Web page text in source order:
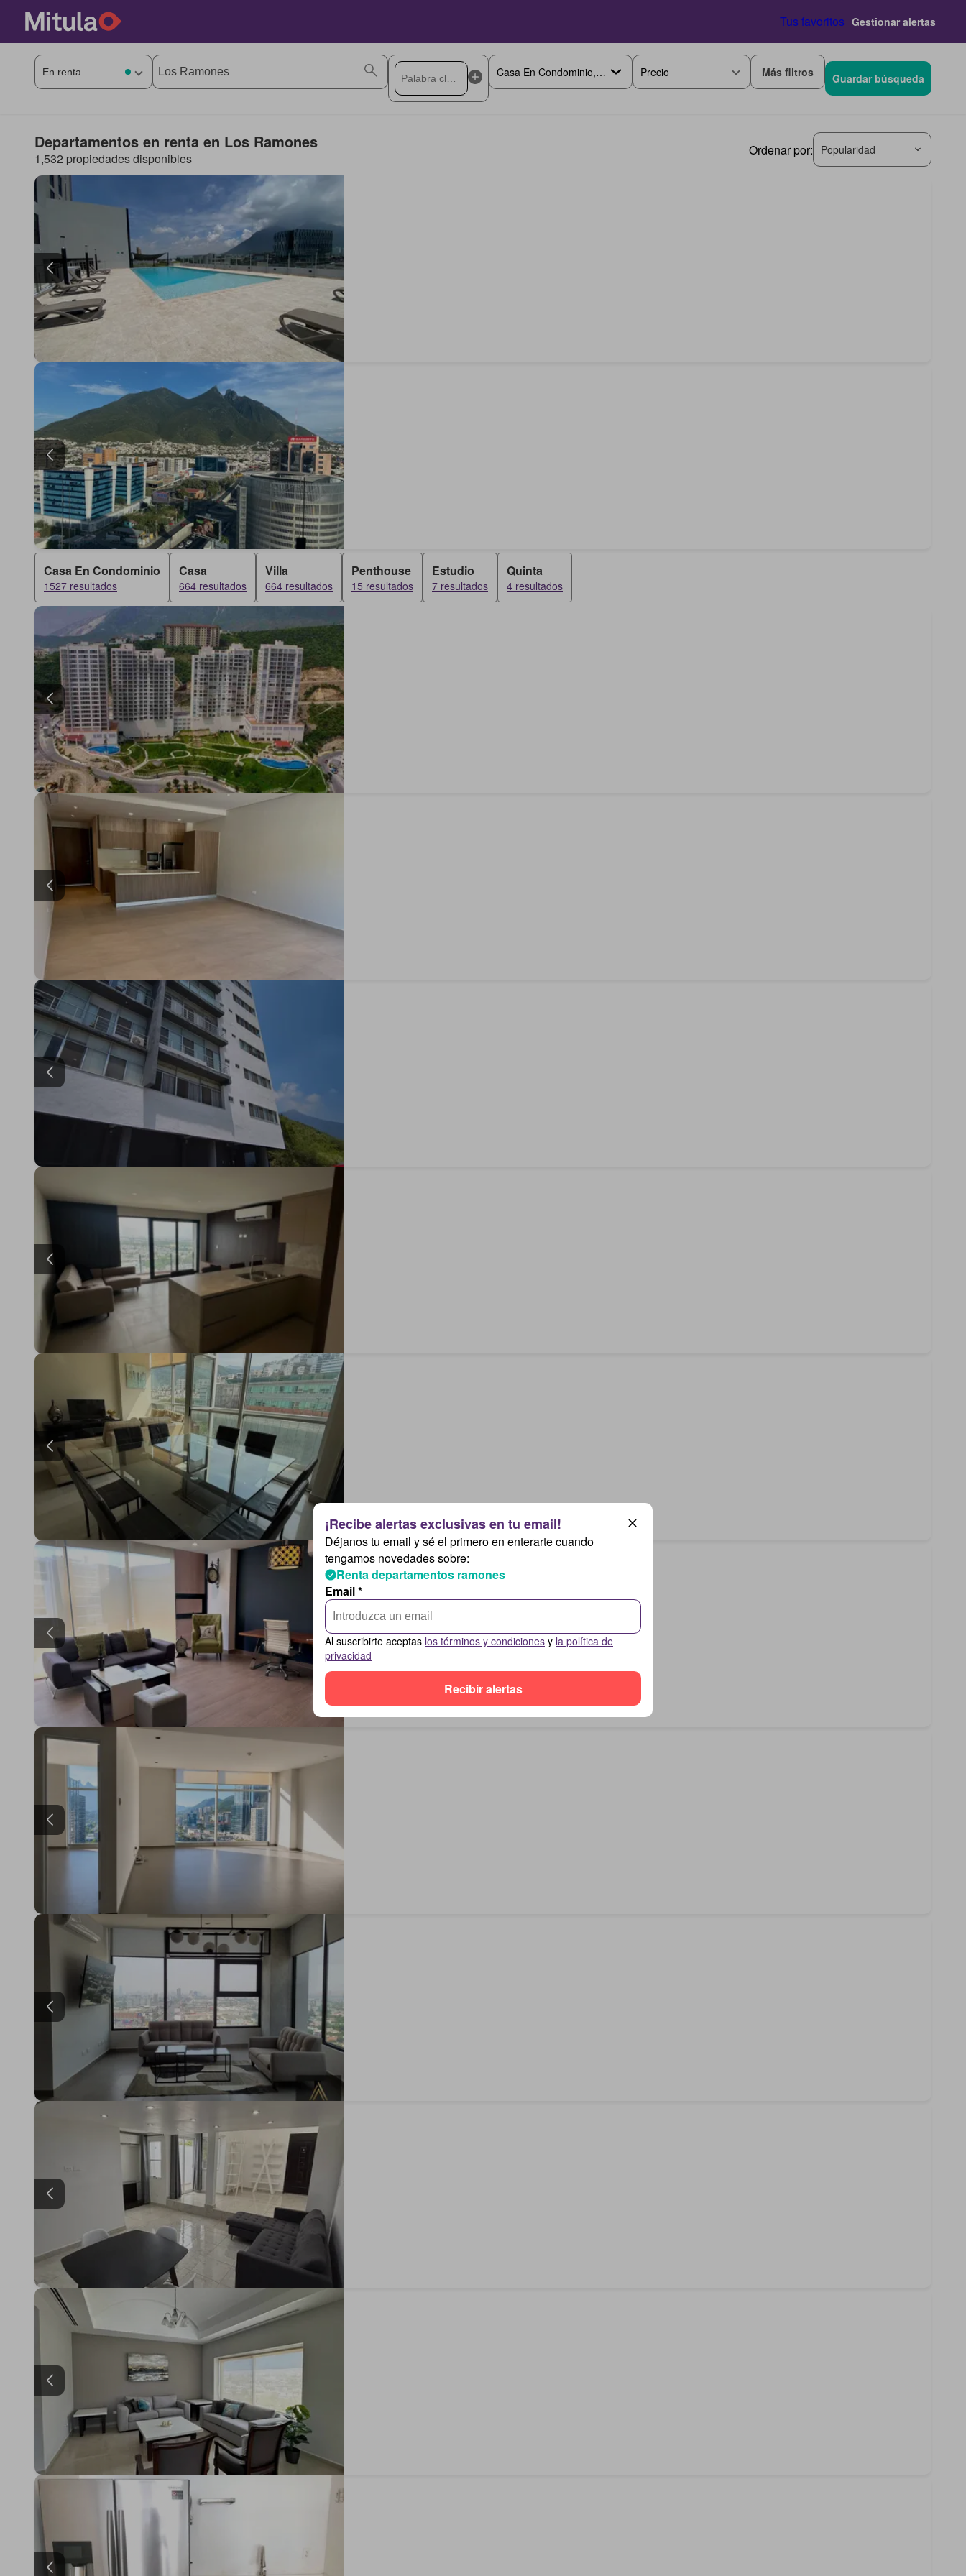
Tus favoritos Gestionar alertas
Precio Más filtros Guardar búsqueda
Departamentos en renta en Los Ramones
1,532 propiedades disponibles
Ordenar por: Popularidad
Casa En Condominio
1527 resultados
Casa
664 resultados
Villa
664 resultados
Penthouse
15 resultados
Estudio
7 resultados
Quinta
4 resultados
Déjanos tu email y sé el primero en enterarte cuando
tengamos novedades sobre:
Renta departamentos ramones
Email *
Al suscribirte aceptas los términos y condiciones y la política de
privacidad
Recibir alertas